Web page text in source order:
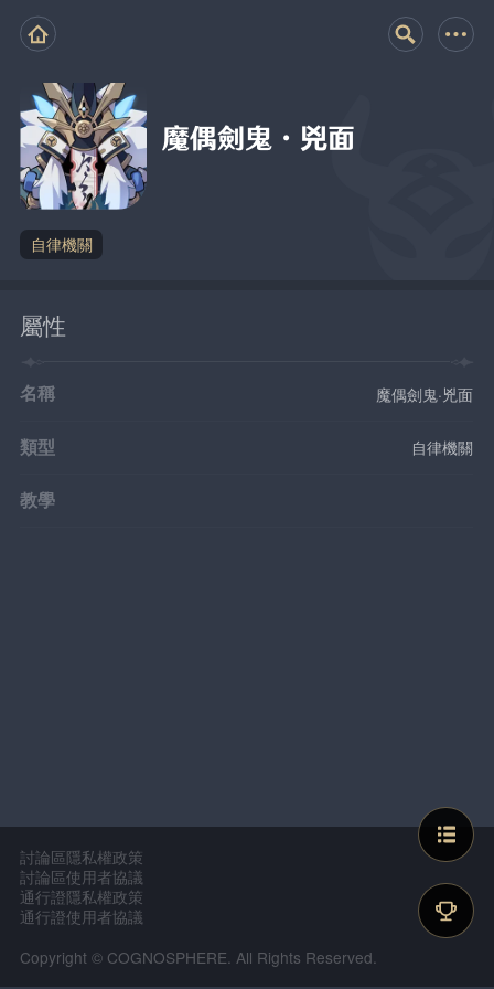
魔偶劍鬼·兇面
自律機關
屬性
名稱 魔偶劍鬼·兇面
類型 自律機關
教學
討論區隱私權政策
討論區使用者協議
通行證隱私權政策
通行證使用者協議
Copyright © COGNOSPHERE. All Rights Reserved.